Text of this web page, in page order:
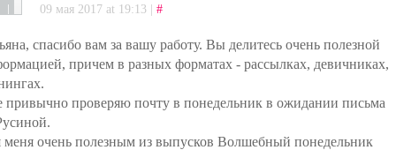
09 мая 2017 at 19:13 | #
спасибо вам за вашу работу. Вы делитесь очень полезной
причем в разных форматах - рассылках, девичниках,
привычно проверяю почту в понедельник в ожидании письма
меня очень полезным из выпусков Волшебный понедельник